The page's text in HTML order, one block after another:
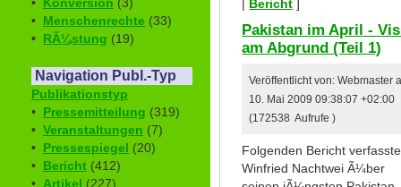
• Menschenrechte (33)
• RÃ¼stung (19)
Navigation Publ.-Typ
Publikationstyp
• Pressemitteilung (319)
• Veranstaltungen (7)
• Pressespiegel (20)
• Bericht (412)
• Artikel (227)
| Bericht ]
Pakistan im April -
am Abgrund (Teil 1)
Veröffentlicht von: Webmaster
10. Mai 2009 09:38:07 +02:00
(172538 Aufrufe )
Folgenden Bericht verfasste
Winfried Nachtwei Ã¼ber